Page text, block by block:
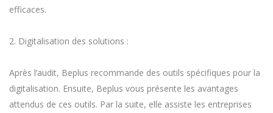
efficaces.
2. Digitalisation des solutions :
Après l’audit, Beplus recommande des outils spécifiques pour la
digitalisation. Ensuite, Beplus vous présente les avantages
attendus de ces outils. Par la suite, elle assiste les entreprises